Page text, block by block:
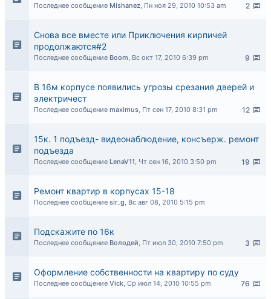
2
Последнее сообщение Mishanez, Пн ноя 29, 2010 10:53 am
Снова все вместе или Приключения кирпичей
продолжаются#2
9
Последнее сообщение Boom, Вс окт 17, 2010 6:39 pm
В 16м корпусе появились угрозы срезания дверей и
электричест
12
Последнее сообщение maximus, Пт сен 17, 2010 8:31 pm
15к. 1 подъезд- видеонаблюдение, консъерж. ремонт
подъезда
19
Последнее сообщение LenaV11, Чт сен 16, 2010 3:50 pm
Ремонт квартир в корпусах 15-18
Последнее сообщение sir_g, Вс авг 08, 2010 5:15 pm
Подскажите по 16к
3
Последнее сообщение Володей, Пт июл 30, 2010 7:50 pm
Оформление собственности на квартиру по суду
76
Последнее сообщение Vick, Ср июл 14, 2010 10:55 pm